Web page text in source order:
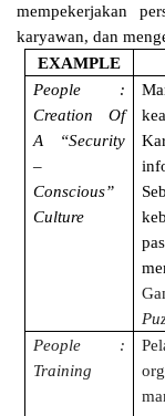
mempekerjakan
karyawan, dan
EXAMPLE
People :
Creation Of
A “Security
–
Conscious”
Culture
People :
Training